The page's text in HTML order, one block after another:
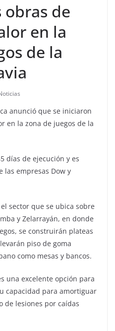
de
en la
de la
anunció que se iniciaron
en la zona de juegos de la
días de ejecución y es
las empresas Dow y
sector que se ubica sobre
y Zelarrayán, en donde
se construirán plateas
piso de goma
como mesas y bancos.
una excelente opción para
capacidad para amortiguar
de lesiones por caídas